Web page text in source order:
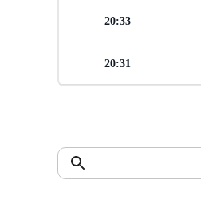
20:33
20:31